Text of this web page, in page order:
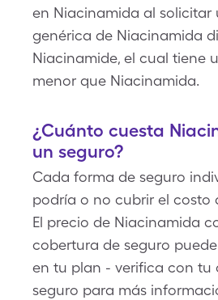
en Niacinamida al solicitar
genérica de Niacinamida
Niacinamide, el cual tiene
menor que Niacinamida.
¿Cuánto cuesta
un seguro?
Cada forma de seguro
podría o no cubrir el costo
El precio de Niacinamida
cobertura de seguro
en tu plan - verifica con tu
seguro para más